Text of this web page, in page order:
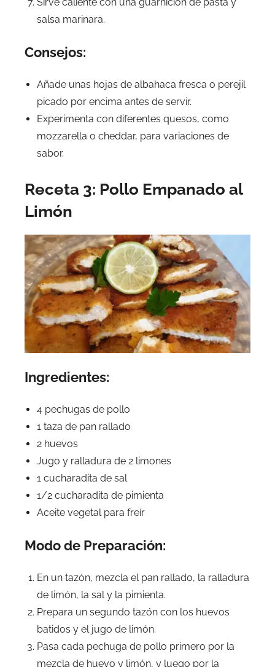
salsa marinara.
Consejos:
Añade unas hojas de albahaca fresca o perejil
picado por encima antes de servir.
Experimenta con diferentes quesos, como
mozzarella o cheddar, para variaciones de
sabor.
Receta 3: Pollo Empanado al
Limón
Ingredientes:
4 pechugas de pollo
1 taza de pan rallado
2 huevos
Jugo y ralladura de 2 limones
1 cucharadita de sal
1/2 cucharadita de pimienta
Aceite vegetal para freír
Modo de Preparación:
En un tazón, mezcla el pan rallado, la ralladura
de limón, la sal y la pimienta.
Prepara un segundo tazón con los huevos
batidos y el jugo de limón.
Pasa cada pechuga de pollo primero por la
mezcla de huevo y limón, y luego por la